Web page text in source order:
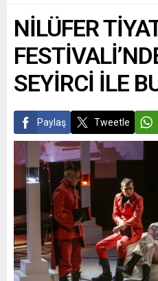
NİLÜFER
SEYİRCİ İLE
Paylaş Tweetle